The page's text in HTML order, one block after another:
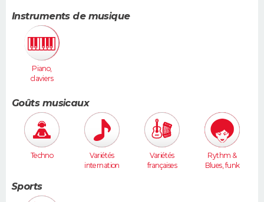
Instruments de musique
Piano,
claviers
Goûts musicaux
Techno
Variétés
internation
Variétés
françaises
Rythm &
Blues, funk
Sports